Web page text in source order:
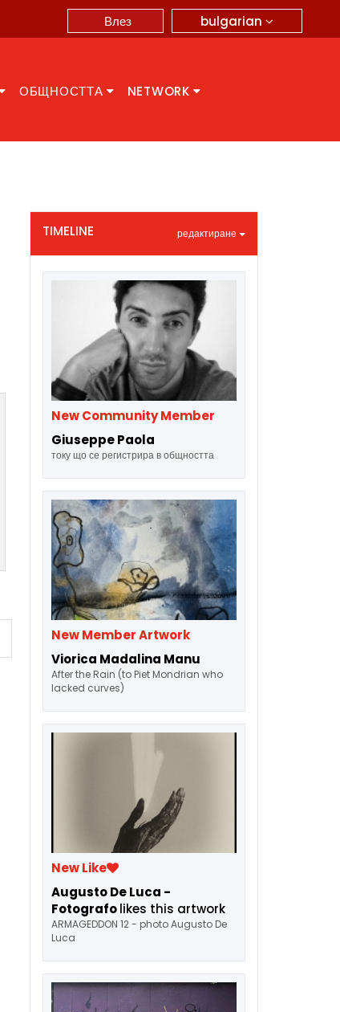
bulgarian
Влез
ОБЩНОСТТА NETWORK
TIMELINE редактиране
New Community Member
Giuseppe Paola
току що се регистрира в общността
New Member Artwork
Viorica Madalina Manu
After the Rain (to Piet Mondrian who
lacked curves)
New Like
Augusto De Luca -
Fotografolikes this artwork
ARMAGEDDON 12 - photo Augusto De
Luca